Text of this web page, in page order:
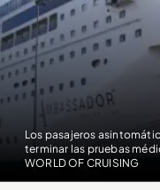
Los pasajeros
terminar las pruebas
WORLD OF CRUISING